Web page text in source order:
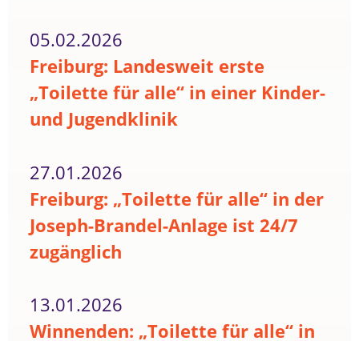
05.02.2026
Freiburg: Landesweit erste
„Toilette für alle“ in einer Kinder-
und Jugendklinik
27.01.2026
Freiburg: „Toilette für alle“ in der
Joseph-Brandel-Anlage ist 24/7
zugänglich
13.01.2026
Winnenden: „Toilette für alle“ in